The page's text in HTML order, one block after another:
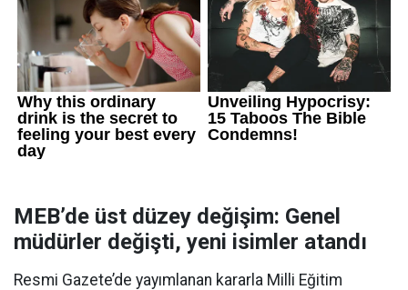
MEB’de üst düzey değişim: Genel
müdürler değişti, yeni isimler atandı
Resmi Gazete’de yayımlanan kararla Milli Eğitim